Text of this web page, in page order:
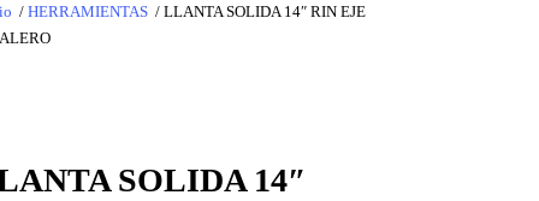
/ HERRAMIENTAS / LLANTA SOLIDA 14″ RIN EJE
SOLIDA 14″